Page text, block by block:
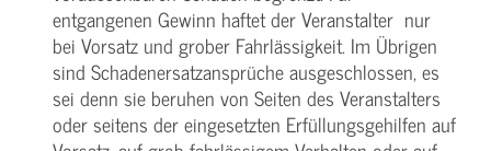
entgangenen Gewinn haftet der Veranstalter nur
bei Vorsatz und grober Fahrlässigkeit. Im Übrigen
sind Schadenersatzansprüche ausgeschlossen, es
sei denn sie beruhen von Seiten des Veranstalters
oder seitens der eingesetzten Erfüllungsgehilfen auf